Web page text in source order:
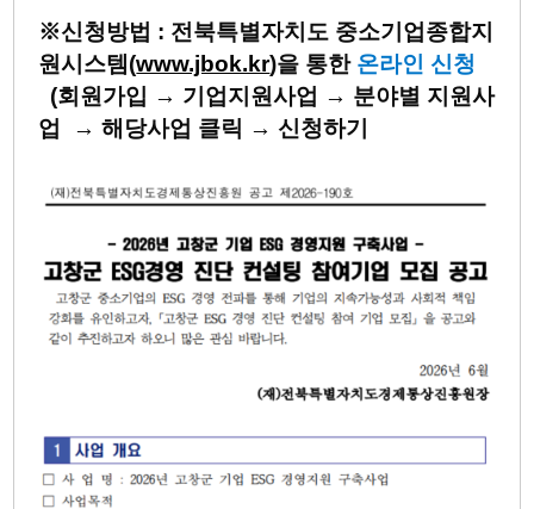
※신청방법 : 전북특별자치도 중소기업종합지
원시스템(www.jbok.kr)을 통한온라인 신청
(회원가입 → 기업지원사업 → 분야별 지원사
업
→ 해당사업 클릭 → 신청하기